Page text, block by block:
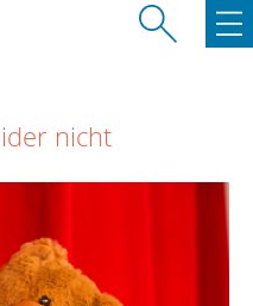
nicht